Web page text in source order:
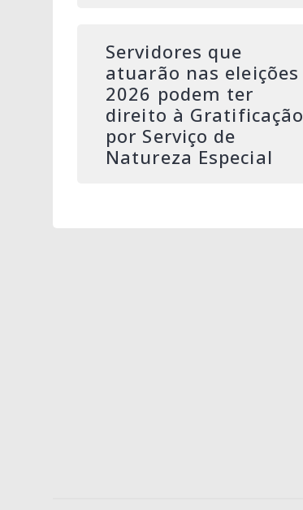
Servidores que
atuarão nas eleições
2026 podem ter
direito à Gratificação
por Serviço de
Natureza Especial